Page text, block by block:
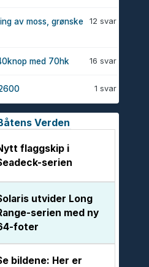
12 svar
av moss, grønske
16 svar
med 70hk
1 svar
Verden
flaggskip i
serien
utvider Long
serien med ny
foter
bildene: Her er